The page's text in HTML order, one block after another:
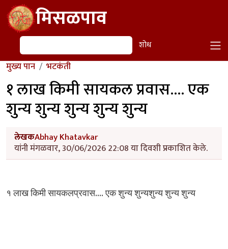
Skip to main contentमिसळपाव
शोध शोध
मुख्य पान भटकंती
१ लाख किमी सायकल प्रवास.... एक
शुन्य शुन्य शुन्य शुन्य शुन्य
लेखकAbhay Khatavkar
यांनी मंगळवार, 30/06/2026 22:08 या दिवशी प्रकाशित केले.
१ लाख किमी सायकलप्रवास....एक शुन्य शुन्यशुन्य शुन्य शुन्य